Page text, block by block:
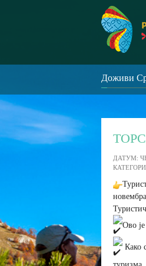
Доживи
ТОРС
ДАТУМ:
Ово
Како